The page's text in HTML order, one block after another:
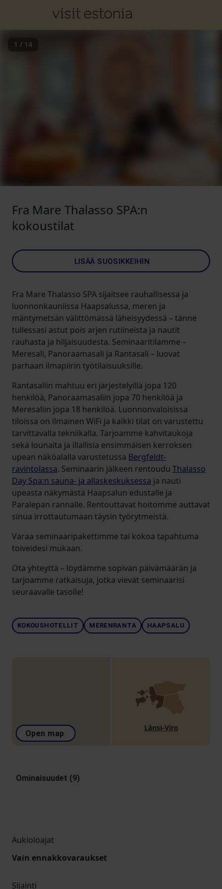
1 / 14
Fra Mare Thalasso SPA:n
kokoustilat
LISÄÄ SUOSIKKEIHIN
Fra Mare Thalasso SPA sijaitsee rauhallisessa ja
luonnonkauniissa Haapsalussa, meren ja
mäntymetsän välittömässä läheisyydessä – tänne
tullessasi astut pois arjen rutiineista ja nautit
rauhasta ja hiljaisuudesta. Seminaaritilamme –
Meresali, Panoraamasali ja Rantasali – luovat
parhaan ilmapiirin työtilaisuuksille.
Rantasaliin mahtuu eri järjestelyillä jopa 120
henkilöä, Panoraamasaliin jopa 70 henkilöä ja
Meresaliin jopa 18 henkilöä. Luonnonvaloisissa
tiloissa on ilmainen WiFi ja kaikki tilat on varustettu
tarvittavalla tekniikalla. Tarjoamme kahvitaukoja
sekä lounaita ja illallisia ensimmäisen kerroksen
upean näköalalla varustetussa Bergfeldt-
ravintolassa. Seminaarin jälkeen rentoudu Thalasso
Day Spa:n sauna- ja allaskeskuksessa ja nauti
upeasta näkymästä Haapsalun edustalle ja
Paralepan rannalle. Rentouttavat hoitomme auttavat
sinua irrottautumaan täysin työrytmeistä.
Varaa seminaaripakettimme tai kokoa tapahtuma
toiveidesi mukaan.
Ota yhteyttä – löydämme sopivan päivämäärän ja
tarjoamme ratkaisuja, jotka vievät seminaarisi
seuraavalle tasolle!
KOKOUSHOTELLIT MERENRANTA HAAPSALU
Open map
Länsi-Viro
Ominaisuudet (9)
Aukioloajat
Vain ennakkovaraukset
Sijainti